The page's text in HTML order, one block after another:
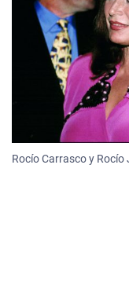
Rocío Carrasco y